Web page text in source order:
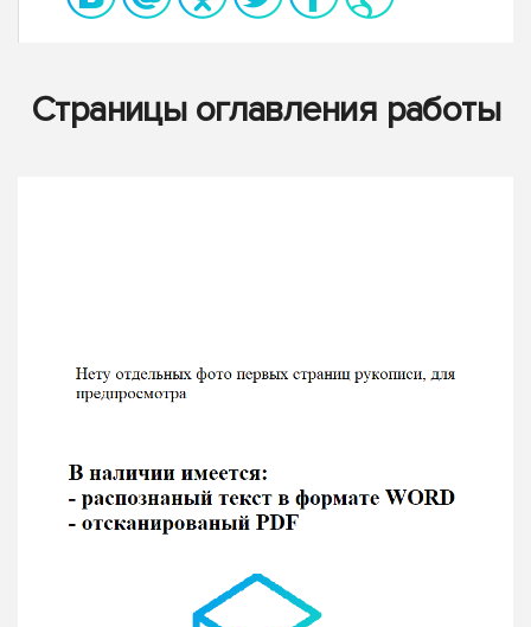
Страницы оглавления работы